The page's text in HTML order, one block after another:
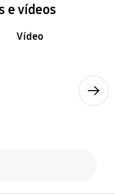
e vídeos
Vídeo